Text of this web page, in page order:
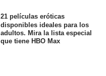
21 películas eróticas
disponibles ideales para los
adultos. Mira la lista especial
que tiene HBO Max